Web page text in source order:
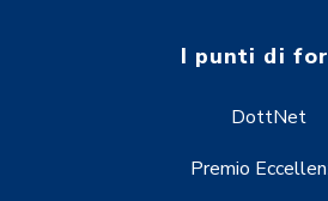
I punti di
DottNet
Premio